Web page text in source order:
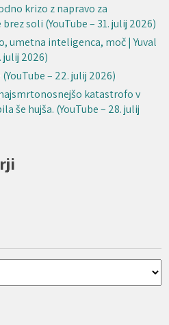
krizo z napravo za
soli (YouTube – 31. julij 2026)
umetna inteligenca, moč | Yuval
julij 2026)
– 22. julij 2026)
katastrofo v
še hujša. (YouTube – 28. julij